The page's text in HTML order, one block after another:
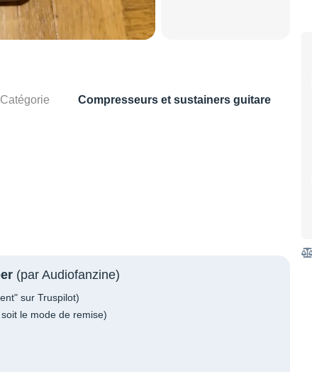
Catégorie Compresseurs et sustainers guitare
(par Audiofanzine)
sur Truspilot)
le mode de remise)